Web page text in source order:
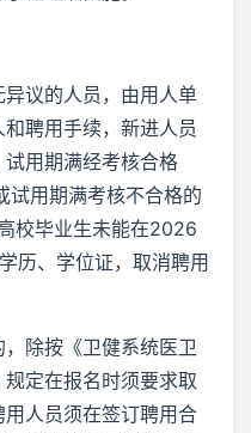
议的人员，由用人单
聘用手续，新进人员
用期满经考核合格
试用期满考核不合格的
校毕业生未能在2026
历、学位证，取消聘用
除按《卫健系统医卫
定在报名时须要求取
人员须在签订聘用合